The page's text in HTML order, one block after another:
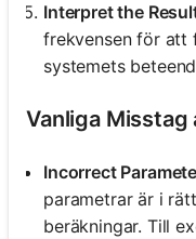
Interpret the
frekvensen för att
systemets
Vanliga
Incorrect
parametrar är i
beräkningar. Till